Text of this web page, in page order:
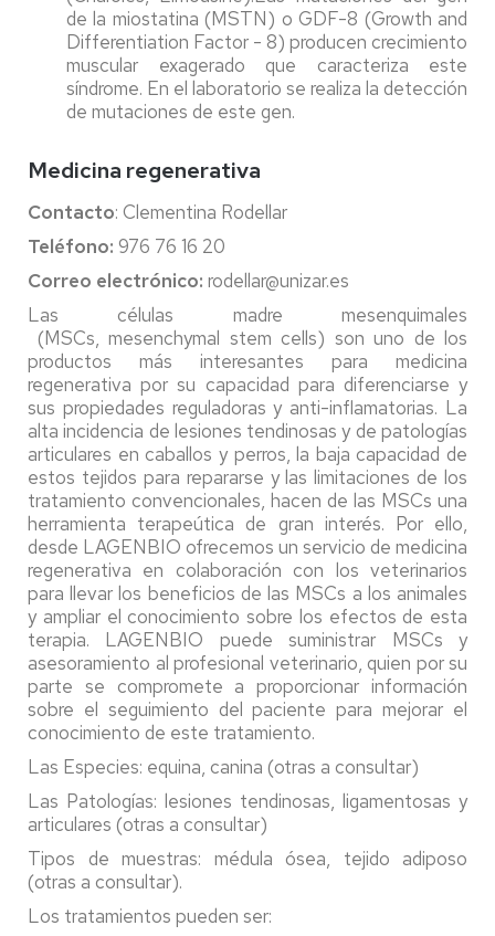
de la miostatina (MSTN) o GDF-8 (Growth and
Differentiation Factor - 8) producen crecimiento
muscular exagerado que caracteriza este
síndrome. En el laboratorio se realiza la detección
de mutaciones de este gen.
Medicina regenerativa
Contacto: Clementina Rodellar
Teléfono: 976 76 16 20
Correo electrónico: rodellar@unizar.es
Las células madre mesenquimales
(MSCs, mesenchymal stem cells) son uno de los
productos más interesantes para medicina
regenerativa por su capacidad para diferenciarse y
sus propiedades reguladoras y anti-inflamatorias. La
alta incidencia de lesiones tendinosas y de patologías
articulares en caballos y perros, la baja capacidad de
estos tejidos para repararse y las limitaciones de los
tratamiento convencionales, hacen de las MSCs una
herramienta terapeútica de gran interés. Por ello,
desde LAGENBIO ofrecemos un servicio de medicina
regenerativa en colaboración con los veterinarios
para llevar los beneficios de las MSCs a los animales
y ampliar el conocimiento sobre los efectos de esta
terapia. LAGENBIO puede suministrar MSCs y
asesoramiento al profesional veterinario, quien por su
parte se compromete a proporcionar información
sobre el seguimiento del paciente para mejorar el
conocimiento de este tratamiento.
Las Especies: equina, canina (otras a consultar)
Las Patologías: lesiones tendinosas, ligamentosas y
articulares (otras a consultar)
Tipos de muestras: médula ósea, tejido adiposo
(otras a consultar).
Los tratamientos pueden ser: